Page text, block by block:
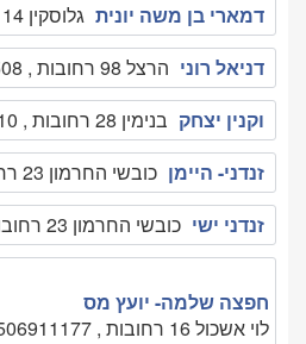
דמארי בן משה יונית גלוסקין 14 רחובות , 0528637459
דניאל רוני הרצל 98 רחובות , 0502511508
וקנין יצחק בנימין 28 רחובות , 089451510
זנדני- היימן כובשי החרמון 23 רחובות , 089450154
זנדני ישי כובשי החרמון 23 רחובות , 089411933
חפצה שלמה- יועץ מס
לוי אשכול 16 רחובות , 0506911177